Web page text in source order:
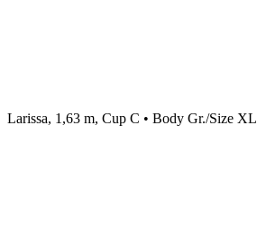
Larissa, 1,63 m, Cup C • Body Gr./Size XL